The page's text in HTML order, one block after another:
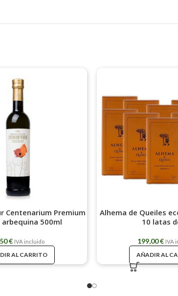
Centenarium Premium
arbequina 500ml
€ IVA incluido
AL CARRITO
Alhema de Queiles
10 latas
199,00€ IVA
AÑADIR AL